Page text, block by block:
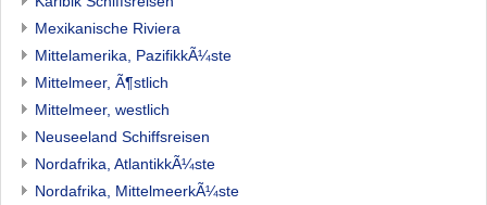
Mexikanische Riviera
Mittelamerika, PazifikkÃ¼ste
Mittelmeer, Ã¶stlich
Mittelmeer, westlich
Neuseeland Schiffsreisen
Nordafrika, AtlantikkÃ¼ste
Nordafrika, MittelmeerkÃ¼ste